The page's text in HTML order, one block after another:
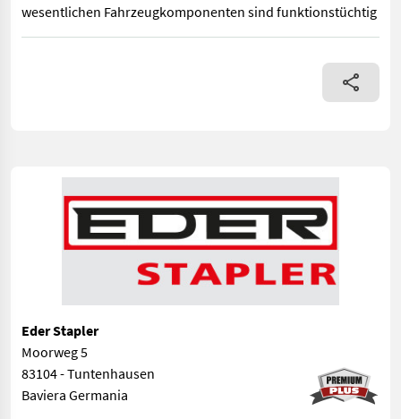
wesentlichen Fahrzeugkomponenten sind funktionstüchtig
Bauart: Teleskopstapler / Teleskopstapler starr, Tragkraft:
Eder Stapler
Moorweg 5
83104 - Tuntenhausen
Baviera Germania